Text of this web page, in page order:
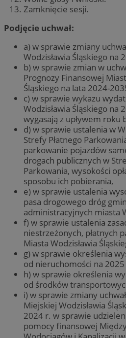
Zamknięcie sesji.
Podjęcie uchwał:
a) w sprawie zmiany
Wodzisławia Śląskiego na
b) w sprawie zmian w
Prognozy Finansowej
Śląskiego na lata 2024-
c) w sprawie wykazu
Wodzisławia Śląskiego na
wygasają z upływem roku
d) w sprawie ustalenia w
Strefy Płatnego
parkowanie pojazdów
drogach publicznych w
Parkowania, wysokości
sposobu ich pobierania,
e) w sprawie ustalenia
pasa drogowego dróg
administracyjnych miasta
f) w sprawie ustalenia
niestrzeżonych, płatnych
Miasta Wodzisławia
g) w sprawie określenia
od nieruchomości na
h) w sprawie określenia
od środków
i) w sprawie zmiany
Miejskiej Wodzisławia
2024 r. w sprawie
pomocy finansowej